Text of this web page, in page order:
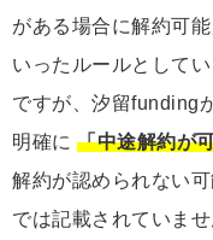
がある場合に解約可
いったルールとして
ですが、汐留funding
明確に 「中途解約が
解約が認められない
では記載されていま